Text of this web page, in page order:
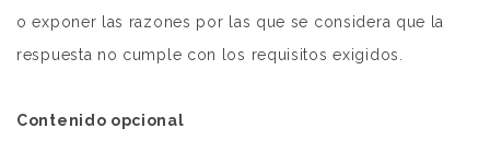
o exponer las razones por las que se considera que la
respuesta no cumple con los requisitos exigidos.
Contenido opcional